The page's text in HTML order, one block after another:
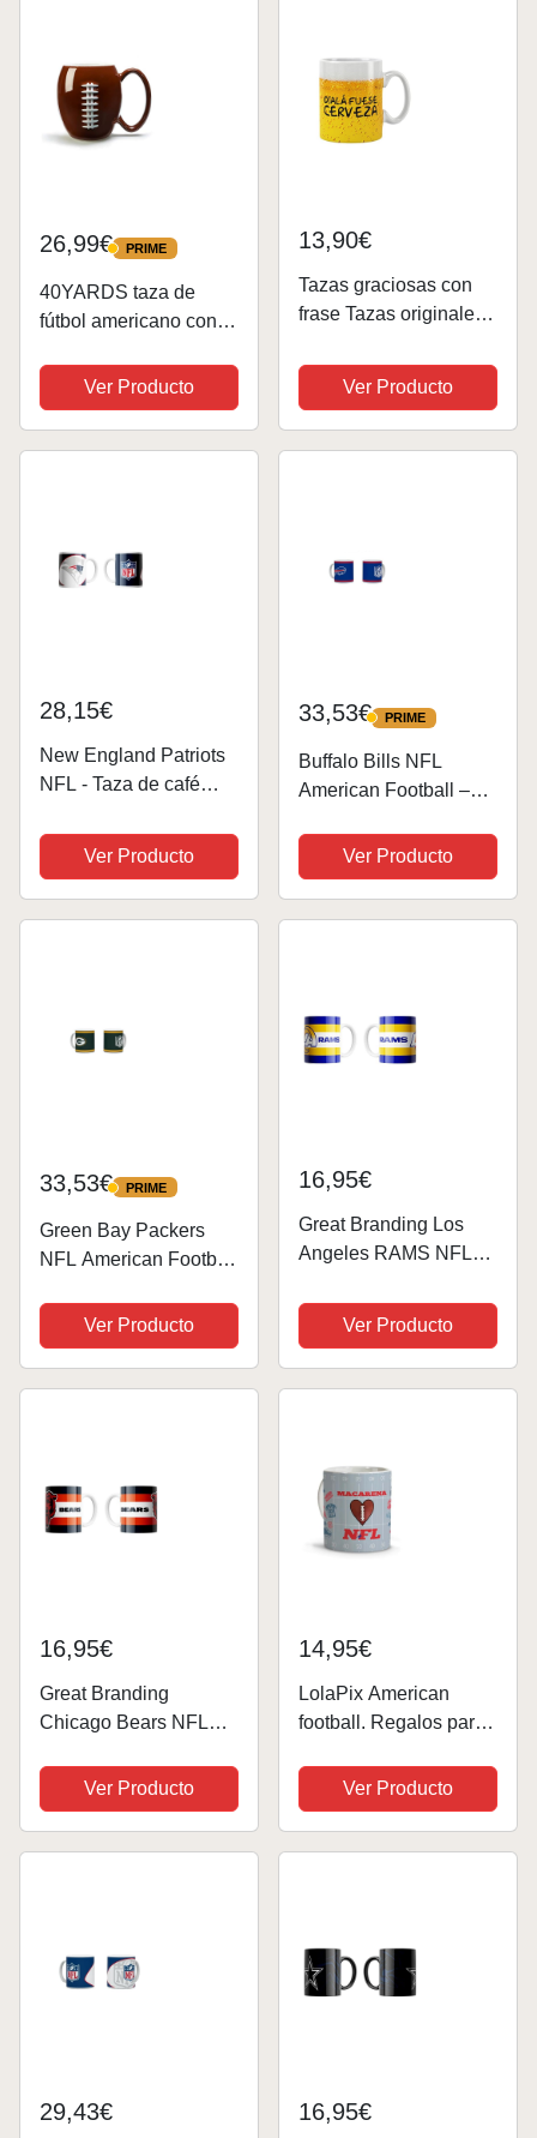
26,99€ PRIME
PRIME
40YARDS taza de
fútbol americano con
costura (600 ml) para
café, té, cacao y mucho
más
Ver Producto
13,90€
Tazas graciosas con
frase Tazas originales
originales taza de
porcelana Caja regalo
cumpleaños (Ojala
fuese Cerveza)
Ver Producto
28,15€
New England Patriots
NFL - Taza de café
Ver Producto
33,53€ PRIME
PRIME
Buffalo Bills NFL
American Football –
Diseño mate de la
temporada 2026/2026
– 330 ml – Cerámica
Ver Producto
33,53€ PRIME
PRIME
Green Bay Packers
NFL American Football
– Diseño mate de la
temporada 2026/2026
– 330 ml – Cerámica
Ver Producto
16,95€
Great Branding Los
Angeles RAMS NFL
Wallpaper Tasse -
Stück
Ver Producto
16,95€
Great Branding
Chicago Bears NFL
Wallpaper Tasse -
Stück
Ver Producto
14,95€
LolaPix American
football. Regalos para
personalizado hombre.
Tazas originales para
regalar. Tazas de cafe.
Ver Producto
29,43€ 16,95€